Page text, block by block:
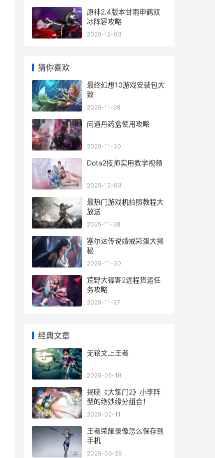
原神2.4版本甘雨申鹤双
冰阵容攻略
2025-12-03
猜你喜欢
最终幻想10游戏安装包大
致
2025-11-29
问道丹药盒使用攻略
2025-11-30
Dota2技师实用教学视频
2025-12-03
最热门游戏机拍照教程大
放送
2025-11-28
塞尔达传说婚戒彩蛋大揭
秘
2025-11-30
荒野大镖客2远程货运任
务攻略
2025-11-27
经典文章
无铭文上王者
2025-05-18
揭晓《大掌门2》小李阵
型的绝妙缘分组合！
2025-02-11
王者荣耀录像怎么保存到
手机
2025-06-28